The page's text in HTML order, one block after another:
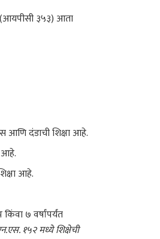
(आयपीसी ३५३) आता
आणि दंडाची शिक्षा आहे.
आहे.
आहे.
७ वर्षांपर्यंत
१५२ मध्ये शिक्षेची